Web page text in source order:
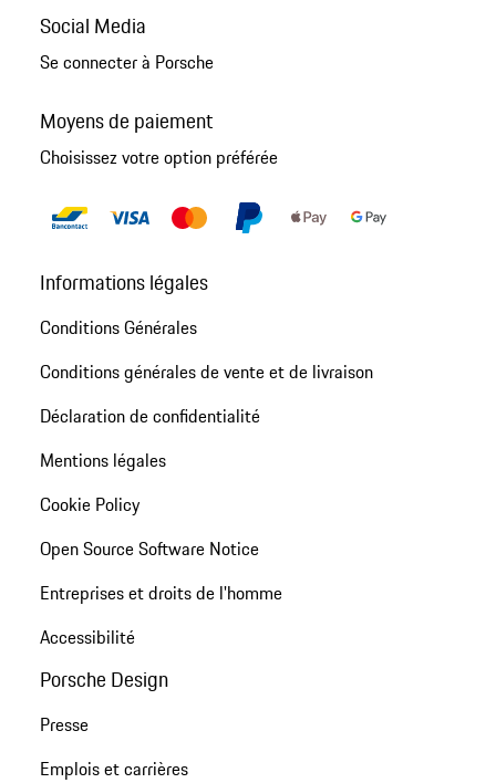
Social Media
Se connecter à Porsche
Moyens de paiement
Choisissez votre option préférée
Informations légales
Conditions Générales
Conditions générales de vente et de livraison
Déclaration de confidentialité
Mentions légales
Cookie Policy
Open Source Software Notice
Entreprises et droits de l'homme
Accessibilité
Porsche Design
Presse
Emplois et carrières